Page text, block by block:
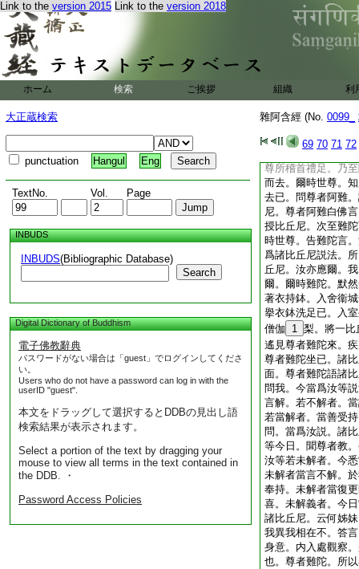
Link to the version 2015 Link to the version 2018
ホーム 検索 ご挨拶 組織 利
大正蔵検索
punctuation Hangul Eng
TextNo. Vol. Page
INBUDS
INBUDS(Bibliographic Database)
Search
Digital Dictionary of Buddhism
電子佛教辭典
パスワードがない場合は「guest」でログインしてくださ
い。
Users who do not have a password can log in with the
userID "guest".
本文をドラッグして選択するとDDBの見出し語
検索結果が表示されます。
Select a portion of the text by dragging your
mouse to view all terms in the text contained in
the DDB. ・
Password Access Policies
雜阿含經 (No. 0099_
69 70 71 72
提比丘尼。説法示
喜已。發遣令還。
波闍波提比丘尼。
禮而去
比丘尼説法。汝等
座。當教授諸比丘
教。次第教授比丘
陀。次第應至而不
尊所稽首禮足。乃
而去。爾時世尊。
去已。問尊者阿難
尼。尊者阿難白佛
授比丘尼。次至難
時世尊。告難陀言
爲諸比丘尼説法。
丘尼。汝亦應爾。
爾。爾時難陀。默
著衣持鉢。入舍衞
擧衣鉢洗足已。入
僧伽
1 梨。將一比
遙見尊者難陀來。
尊者難陀坐已。諸
面。尊者難陀語諸
問我。今當爲汝等
言解。若不解者。
若當解者。當善受
問。當爲汝説。諸
等今日。聞尊者教
汝等若未解者。今
未解者當言不解。
奉持。未解者當復
喜。未解義者。今
諸比丘尼。云何姊
我異我相在不。答
身意。内入處觀察
也。尊者難陀。所